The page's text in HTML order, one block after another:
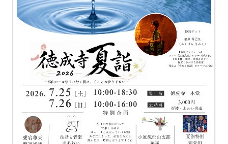
和食 わんぱく 福島ローカルグル
メ
パン アジア・エスニッ
ク
テイクアウト
温泉 体験 名所
レジャー・スポー
ツ施設
非日常 イベントレポート
フィットネス・や
せたい
鍼灸・整体・リラ
クゼーション
まつ毛サロン
脱毛 温活・サウナ 歯列矯正・審美歯
科
インテリア 食品・酒 生活を彩るモノ
その他
趣味・スキルアッ
プ
保育園・こども園 子どもの習い事・
塾
幼稚園 教育 ライフイベント